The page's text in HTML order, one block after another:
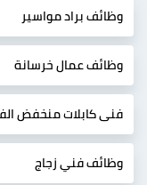
وظائف براد مواسير
وظائف عمال خرسانة
فنى كابلات منخفض
وظائف فني زجاج